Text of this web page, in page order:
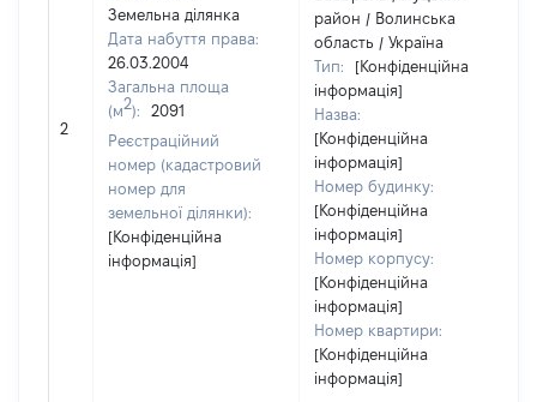
2
Земельна ділянка
Дата набуття права:
26.03.2004
Загальна площа
(м2):
2091
Реєстраційний
номер (кадастровий
номер для
земельної ділянки):
[Конфіденційна
інформація]
район / Волинська
область / Україна
Тип:
[Конфіденційна
інформація]
Назва:
[Конфіденційна
інформація]
Номер будинку:
[Конфіденційна
інформація]
Номер корпусу:
[Конфіденційна
інформація]
Номер квартири:
[Конфіденційна
інформація]